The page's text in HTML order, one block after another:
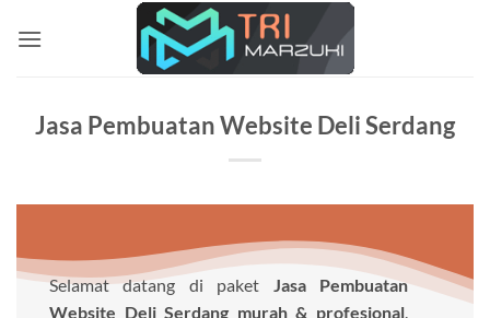
Jasa Pembuatan Website Deli Serdang
Selamat datang di paket Jasa Pembuatan
Website Deli Serdang murah & profesional.